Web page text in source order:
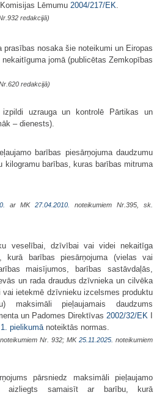
Lēmumu 2004/217/EK
redakcijā)
prasības nosaka šie noteikumi un Eiropas
jomā (publicētas Zemkopības
redakcijā)
uzrauga un kontrolē Pārtikas un
– dienests).
barības piesārņojuma daudzumu
kilogramu barības, kuras barības mitruma
ar MK27.04.2010.
noteikumiem Nr.395, sk.
veselībai, dzīvībai vai videi nekaitīga
kurā barības piesārņojuma (vielas vai
maisījumos, barības sastāvdaļās,
un rada draudus dzīvnieka un cilvēka
ietekmē dzīvnieku izcelsmes produktu
maksimāli pieļaujamais daudzums
un Padomes Direktīvas 2002/32/EK
1. pielikumānoteiktās normas.
noteikumiem Nr. 932; MK 25.11.2025. noteikumiem
pārsniedz maksimāli pieļaujamo
aizliegts samaisīt ar barību, kurā